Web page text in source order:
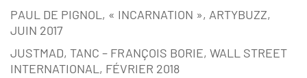
PAUL DE PIGNOL, « INCARNATION », ARTYBUZZ,
JUIN 2017
JUSTMAD, TANC – FRANÇOIS BORIE, WALL STREET
INTERNATIONAL, FÉVRIER 2018